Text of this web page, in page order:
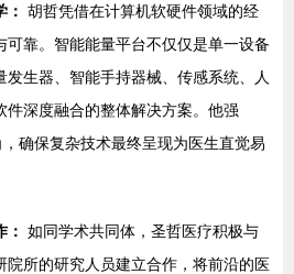
： 胡哲凭借在计算机软硬件领域的经
可靠。智能能量平台不仅仅是单一设备
生器、智能手持器械、传感系统、人
件深度融合的整体解决方案。他强
确保复杂技术最终呈现为医生直觉易
如同学术共同体，圣哲医疗积极与
院所的研究人员建立合作，将前沿的医